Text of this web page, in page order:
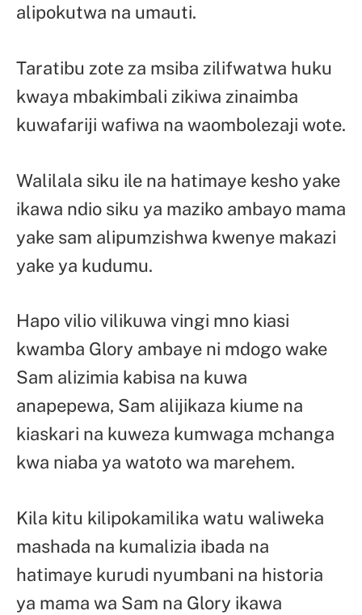
alipokutwa na umauti.
Taratibu zote za msiba zilifwatwa huku
kwaya mbakimbali zikiwa zinaimba
kuwafariji wafiwa na waombolezaji wote.
Walilala siku ile na hatimaye kesho yake
ikawa ndio siku ya maziko ambayo mama
yake sam alipumzishwa kwenye makazi
yake ya kudumu.
Hapo vilio vilikuwa vingi mno kiasi
kwamba Glory ambaye ni mdogo wake
Sam alizimia kabisa na kuwa
anapepewa, Sam alijikaza kiume na
kiaskari na kuweza kumwaga mchanga
kwa niaba ya watoto wa marehem.
Kila kitu kilipokamilika watu waliweka
mashada na kumalizia ibada na
hatimaye kurudi nyumbani na historia
ya mama wa Sam na Glory ikawa